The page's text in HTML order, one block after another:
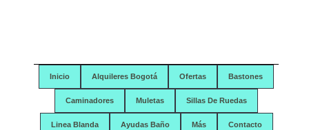
Inicio Alquileres Bogotá Ofertas Bastones
Caminadores Muletas Sillas De Ruedas
Linea Blanda Ayudas Baño Más Contacto